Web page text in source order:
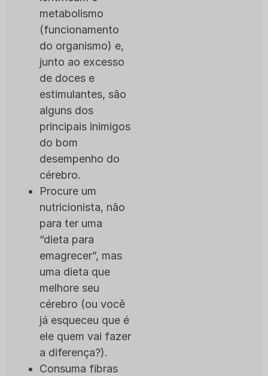
metabolismo
(funcionamento
do organismo) e,
junto ao excesso
de doces e
estimulantes, são
alguns dos
principais inimigos
do bom
desempenho do
cérebro.
Procure um
nutricionista, não
para ter uma
“dieta para
emagrecer”, mas
uma dieta que
melhore seu
cérebro (ou você
já esqueceu que é
ele quem vai fazer
a diferença?).
Consuma fibras